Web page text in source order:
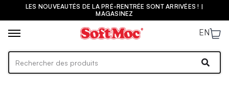
LES NOUVEAUTÉS DE LA PRÉ-RENTRÉE SONT ARRIVÉES ! |
MAGASINEZ
EN